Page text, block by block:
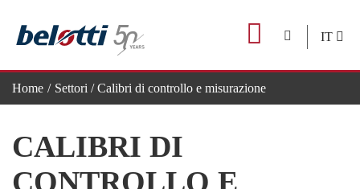
content
IT
Home Settori / Calibri di controllo e misurazione
CALIBRI DI
CONTROLLO E